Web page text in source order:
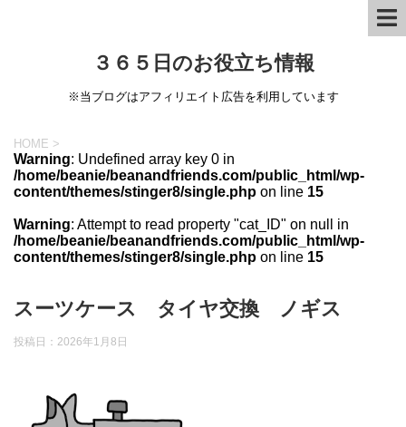
３６５日のお役立ち情報
※当ブログはアフィリエイト広告を利用しています
HOME >
Warning: Undefined array key 0 in
/home/beanie/beanandfriends.com/public_html/wp-
content/themes/stinger8/single.php on line 15
Warning: Attempt to read property "cat_ID" on null in
/home/beanie/beanandfriends.com/public_html/wp-
content/themes/stinger8/single.php on line 15
スーツケース タイヤ交換 ノギス
投稿日： 2026年1月8日